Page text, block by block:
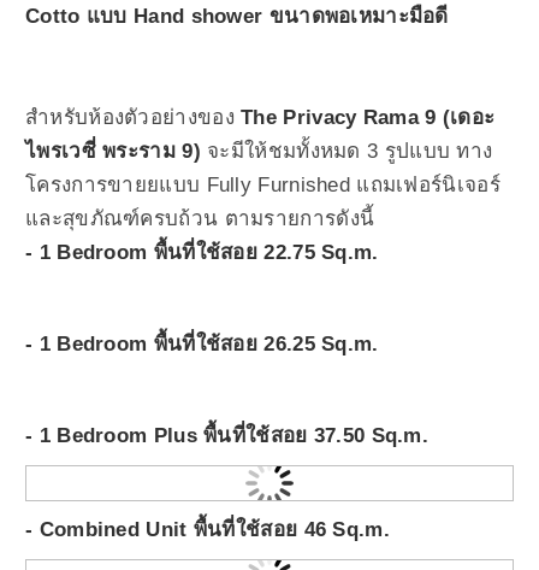
Cotto แบบ Hand shower ขนาดพอเหมาะมือดี
สำหรับห้องตัวอย่างของThe Privacy Rama 9 (เดอะ
ไพรเวซี่ พระราม 9) จะมีให้ชมทั้งหมด 3 รูปแบบ ทาง
โครงการขายยแบบ Fully Furnished แถมเฟอร์นิเจอร์
และสุขภัณฑ์ครบถ้วน ตามรายการดังนี้
- 1 Bedroom พื้นที่ใช้สอย 22.75 Sq.m.
- 1 Bedroom พื้นที่ใช้สอย 26.25 Sq.m.
- 1 Bedroom Plus พื้นที่ใช้สอย 37.50 Sq.m.
- Combined Unit พื้นที่ใช้สอย 46 Sq.m.